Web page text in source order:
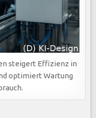
steigert Effizienz in
optimiert Wartung